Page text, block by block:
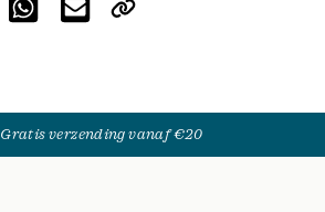
Gratis verzending vanaf €20